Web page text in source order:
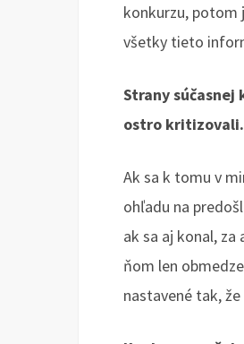
konkurzu, potom
všetky tieto
Strany
ostro kritizovali.
Ak sa k tomu v
ohľadu na
ak sa aj konal,
ňom len
nastavené tak,